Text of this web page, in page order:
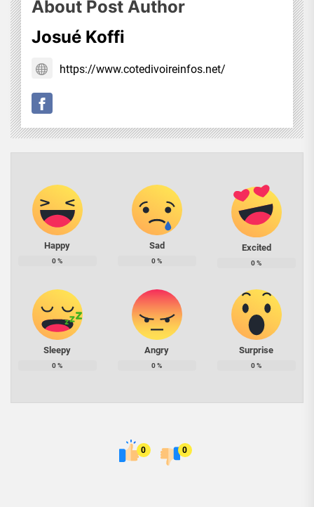
About Post Author
Josué Koffi
https://www.cotedivoireinfos.net/
Happy
0%
Sad
0%
Excited
0%
Sleepy
0%
Angry
0%
Surprise
0%
0 0